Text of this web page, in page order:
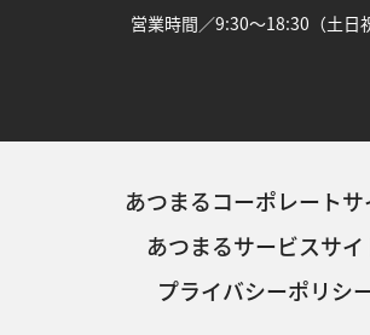
営業時間／9:30～18:30（土日
あつまるコーポレートサ
あつまるサービスサイ
プライバシーポリシ